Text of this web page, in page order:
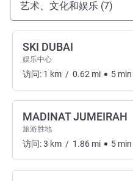
艺术、文化和娱乐 (7)
SKI DUBAI
娱乐中心
访问: 1 km / 0.62 mi 5 min
MADINAT JUMEIRAH
旅游胜地
访问:3 km / 1.86 mi 5 min